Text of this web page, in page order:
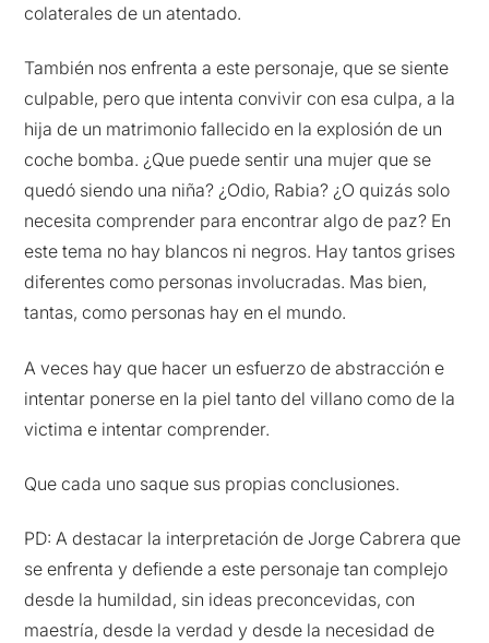
colaterales de un atentado.
También nos enfrenta a este personaje, que se siente
culpable, pero que intenta convivir con esa culpa, a la
hija de un matrimonio fallecido en la explosión de un
coche bomba. ¿Que puede sentir una mujer que se
quedó siendo una niña? ¿Odio, Rabia? ¿O quizás solo
necesita comprender para encontrar algo de paz? En
este tema no hay blancos ni negros. Hay tantos grises
diferentes como personas involucradas. Mas bien,
tantas, como personas hay en el mundo.
A veces hay que hacer un esfuerzo de abstracción e
intentar ponerse en la piel tanto del villano como de la
victima e intentar comprender.
Que cada uno saque sus propias conclusiones.
PD: A destacar la interpretación de Jorge Cabrera que
se enfrenta y defiende a este personaje tan complejo
desde la humildad, sin ideas preconcevidas, con
maestría, desde la verdad y desde la necesidad de